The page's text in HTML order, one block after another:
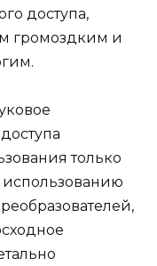
доступа,
громоздким и
только
использованию